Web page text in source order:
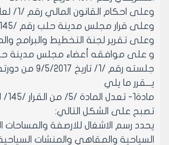
وعلى احكام القانون المالي رقم /1/ لعام 1994
وعلى قرار مجلس مدينة حلب رقم /145/ لعام 2008
وعلى تقرير لجنة التخطيط والبرامج والموازنة
و على موافقه أعضاء مجلس مدينة
جلسته رقم /1/ تاريخ 9/5/2017 من دورته العادية الثالثة
يـــقرر ما يلي
تصبح على الشكل التالي:
يحدد رسم الاشغال للارصفة والمساحات
السياحية والمقاهي والمنشات